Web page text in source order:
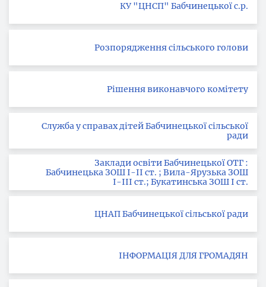
КУ "ЦНСП" Бабчинецької с.р.
Розпорядження сільського голови
Рішення виконавчого комітету
Служба у справах дітей Бабчинецької сільської
ради
Заклади освіти Бабчинецької ОТГ :
Бабчинецька ЗОШ І-ІІ ст. ; Вила-Ярузька ЗОШ
І-ІІІ ст.; Букатинська ЗОШ І ст.
ЦНАП Бабчинецької сільської ради
ІНФОРМАЦІЯ ДЛЯ ГРОМАДЯН